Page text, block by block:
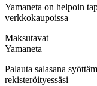
Yamaneta on helpoin
verkkokaupoissa
Maksutavat
Yamaneta
Palauta salasana
rekisteröityessäsi